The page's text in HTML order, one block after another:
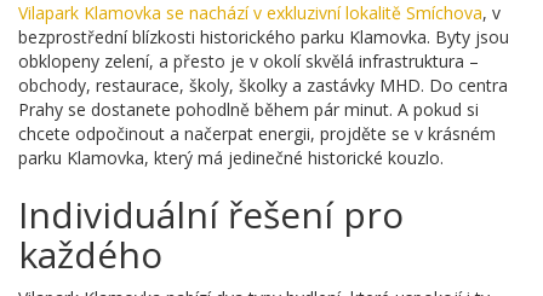
Vilapark Klamovka se nachází v exkluzivní lokalitě Smíchova, v
bezprostřední blízkosti historického parku Klamovka. Byty jsou
obklopeny zelení, a přesto je v okolí skvělá infrastruktura –
obchody, restaurace, školy, školky a zastávky MHD. Do centra
Prahy se dostanete pohodlně během pár minut. A pokud si
chcete odpočinout a načerpat energii, projděte se v krásném
parku Klamovka, který má jedinečné historické kouzlo.
Individuální řešení pro
každého